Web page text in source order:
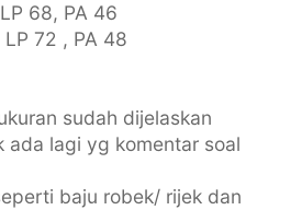
68, PA 46
72 , PA 48
sudah dijelaskan
ada lagi yg komentar soal
baju robek/ rijek dan